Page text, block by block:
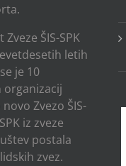
ŠIS-SPK
letih
je 10
organizacij
Zvezo ŠIS-
iz zveze
postala
zvez.